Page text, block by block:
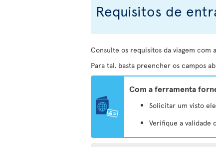
Requisitos de
Consulte os requisitos da viagem com
Para tal, basta preencher os campos
Com a ferramenta
Solicitar um visto
Verifique a validade